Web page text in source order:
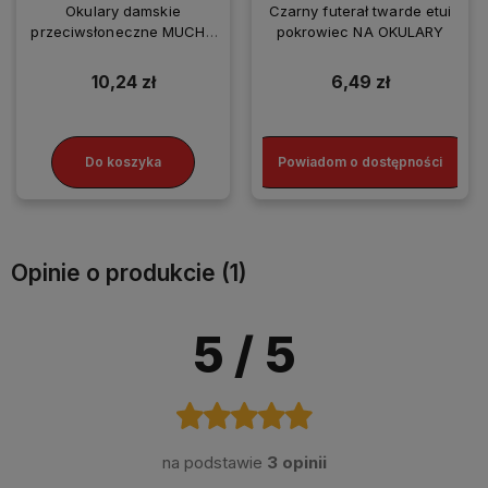
Okulary damskie
przeciwsłoneczne MUCHY
10,24 zł
Do koszyka
Czarny futerał twarde etui
pokrowiec NA OKULARY
6,49 zł
Powiadom o dostępności
Opinie o produkcie (1)
5 / 5
na podstawie 3 opinii